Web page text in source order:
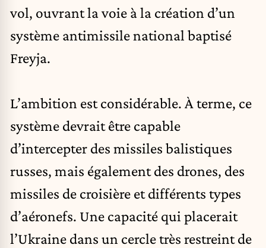
vol, ouvrant la voie à la création d’un
système antimissile national baptisé
Freyja.
L’ambition est considérable. À terme, ce
système devrait être capable
d’intercepter des missiles balistiques
russes, mais également des drones, des
missiles de croisière et différents types
d’aéronefs. Une capacité qui placerait
l’Ukraine dans un cercle très restreint de